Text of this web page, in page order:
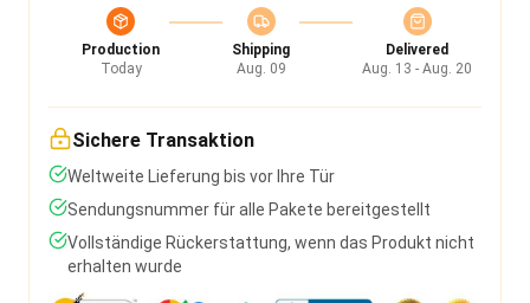
Production
Today
Shipping
Aug. 09
Delivered
Aug. 13 - Aug. 20
Sichere Transaktion
Weltweite Lieferung bis vor Ihre Tür
Sendungsnummer für alle Pakete bereitgestellt
Vollständige Rückerstattung, wenn das Produkt nicht
erhalten wurde